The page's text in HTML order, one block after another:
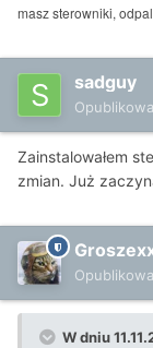
masz sterowniki,
sadguy
Zainstalowałem
zmian. Już
W dniu